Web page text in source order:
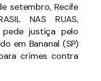
setembro, Recife
NAS RUAS,
justiça pelo
em Bananal (SP)
crimes contra